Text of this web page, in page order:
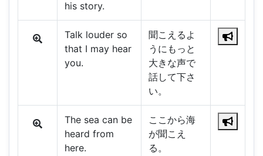
his story.
Talk louder so
that I may hear
you.
聞こえるよ
うにもっと
大きな声で
話して下さ
い。
The sea can be
heard from
here.
ここから海
が聞こえ
る。